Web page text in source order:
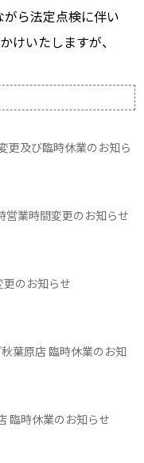
ら法定点検に伴い
けいたしますが、
更及び臨時休業のお知ら
営業時間変更のお知らせ
のお知らせ
葉原店 臨時休業のお知
臨時休業のお知らせ